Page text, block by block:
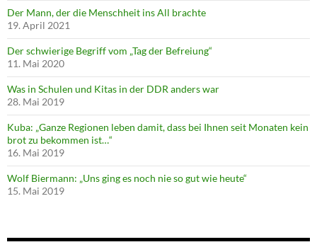
Der Mann, der die Menschheit ins All brachte
19. April 2021
Der schwierige Begriff vom „Tag der Befreiung“
11. Mai 2020
Was in Schulen und Kitas in der DDR anders war
28. Mai 2019
Kuba: „Ganze Regionen leben damit, dass bei Ihnen seit Monaten kein
brot zu bekommen ist…“
16. Mai 2019
Wolf Biermann: „Uns ging es noch nie so gut wie heute“
15. Mai 2019